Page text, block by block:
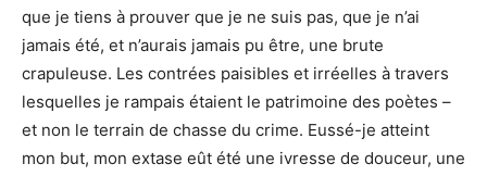
que je tiens à prouver que je ne suis pas, que je n’ai
jamais été, et n’aurais jamais pu être, une brute
crapuleuse. Les contrées paisibles et irréelles à travers
lesquelles je rampais étaient le patrimoine des poètes –
et non le terrain de chasse du crime. Eussé-je atteint
mon but, mon extase eût été une ivresse de douceur, une